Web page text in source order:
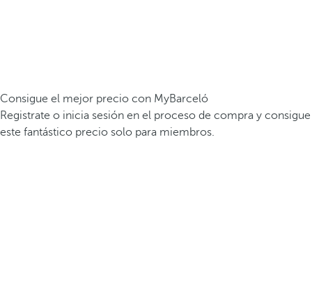
Consigue el mejor precio con MyBarceló
Registrate o inicia sesión en el proceso de compra y consigue
este fantástico precio solo para miembros.